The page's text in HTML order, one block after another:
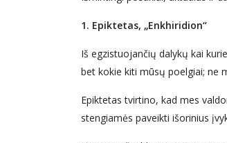
1. Epiktetas, „Enkhiridion“
Iš egzistuojančių dalykų kai
bet kokie kiti mūsų poelgiai; ne
Epiktetas tvirtino, kad mes
stengiamės paveikti išorinius